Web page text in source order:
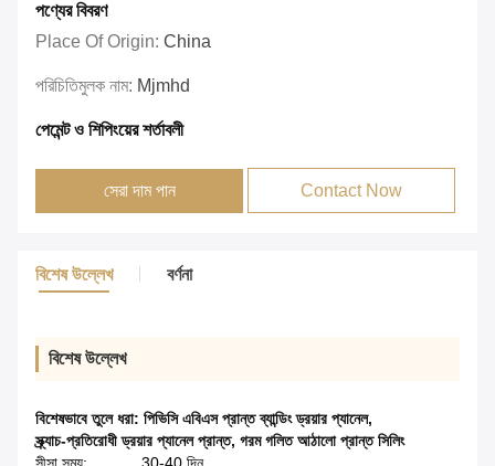
পণ্যের বিবরণ
Place Of Origin: China
পরিচিতিমুলক নাম: Mjmhd
পেমেন্ট ও শিপিংয়ের শর্তাবলী
সেরা দাম পান Contact Now
বিশেষ উল্লেখ বর্ণনা
বিশেষ উল্লেখ
বিশেষভাবে তুলে ধরা: পিভিসি এবিএস প্রান্ত ব্যান্ডিং ড্রয়ার প্যানেল,
স্ক্র্যাচ-প্রতিরোধী ড্রয়ার প্যানেল প্রান্ত, গরম গলিত আঠালো প্রান্ত সিলিং